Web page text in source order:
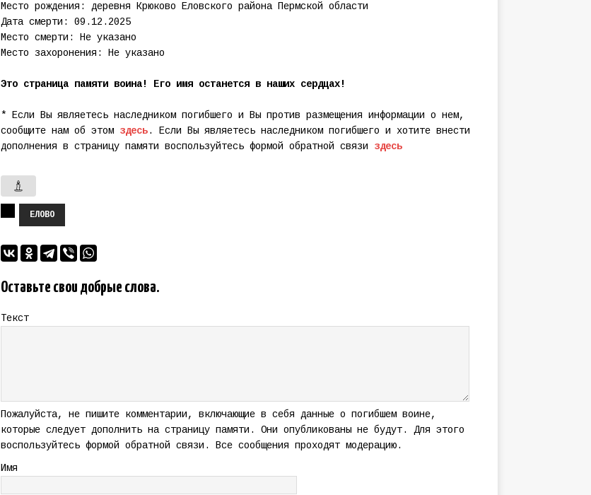
Место рождения: деревня Крюково Еловского района Пермской области
Дата смерти: 09.12.2025
Место смерти: Не указано
Место захоронения: Не указано
Это страница памяти воина! Его имя останется в наших сердцах!
* Если Вы являетесь наследником погибшего и Вы против размещения информации о нем,
сообщите нам об этом здесь. Если Вы являетесь наследником погибшего и хотите внести
дополнения в страницу памяти воспользуйтесь формой обратной связи здесь
ЕЛОВО
Оставьте свои добрые слова.
Текст
Пожалуйста, не пишите комментарии, включающие в себя данные о погибшем воине,
которые следует дополнить на страницу памяти. Они опубликованы не будут. Для этого
воспользуйтесь формой обратной связи. Все сообщения проходят модерацию.
Имя